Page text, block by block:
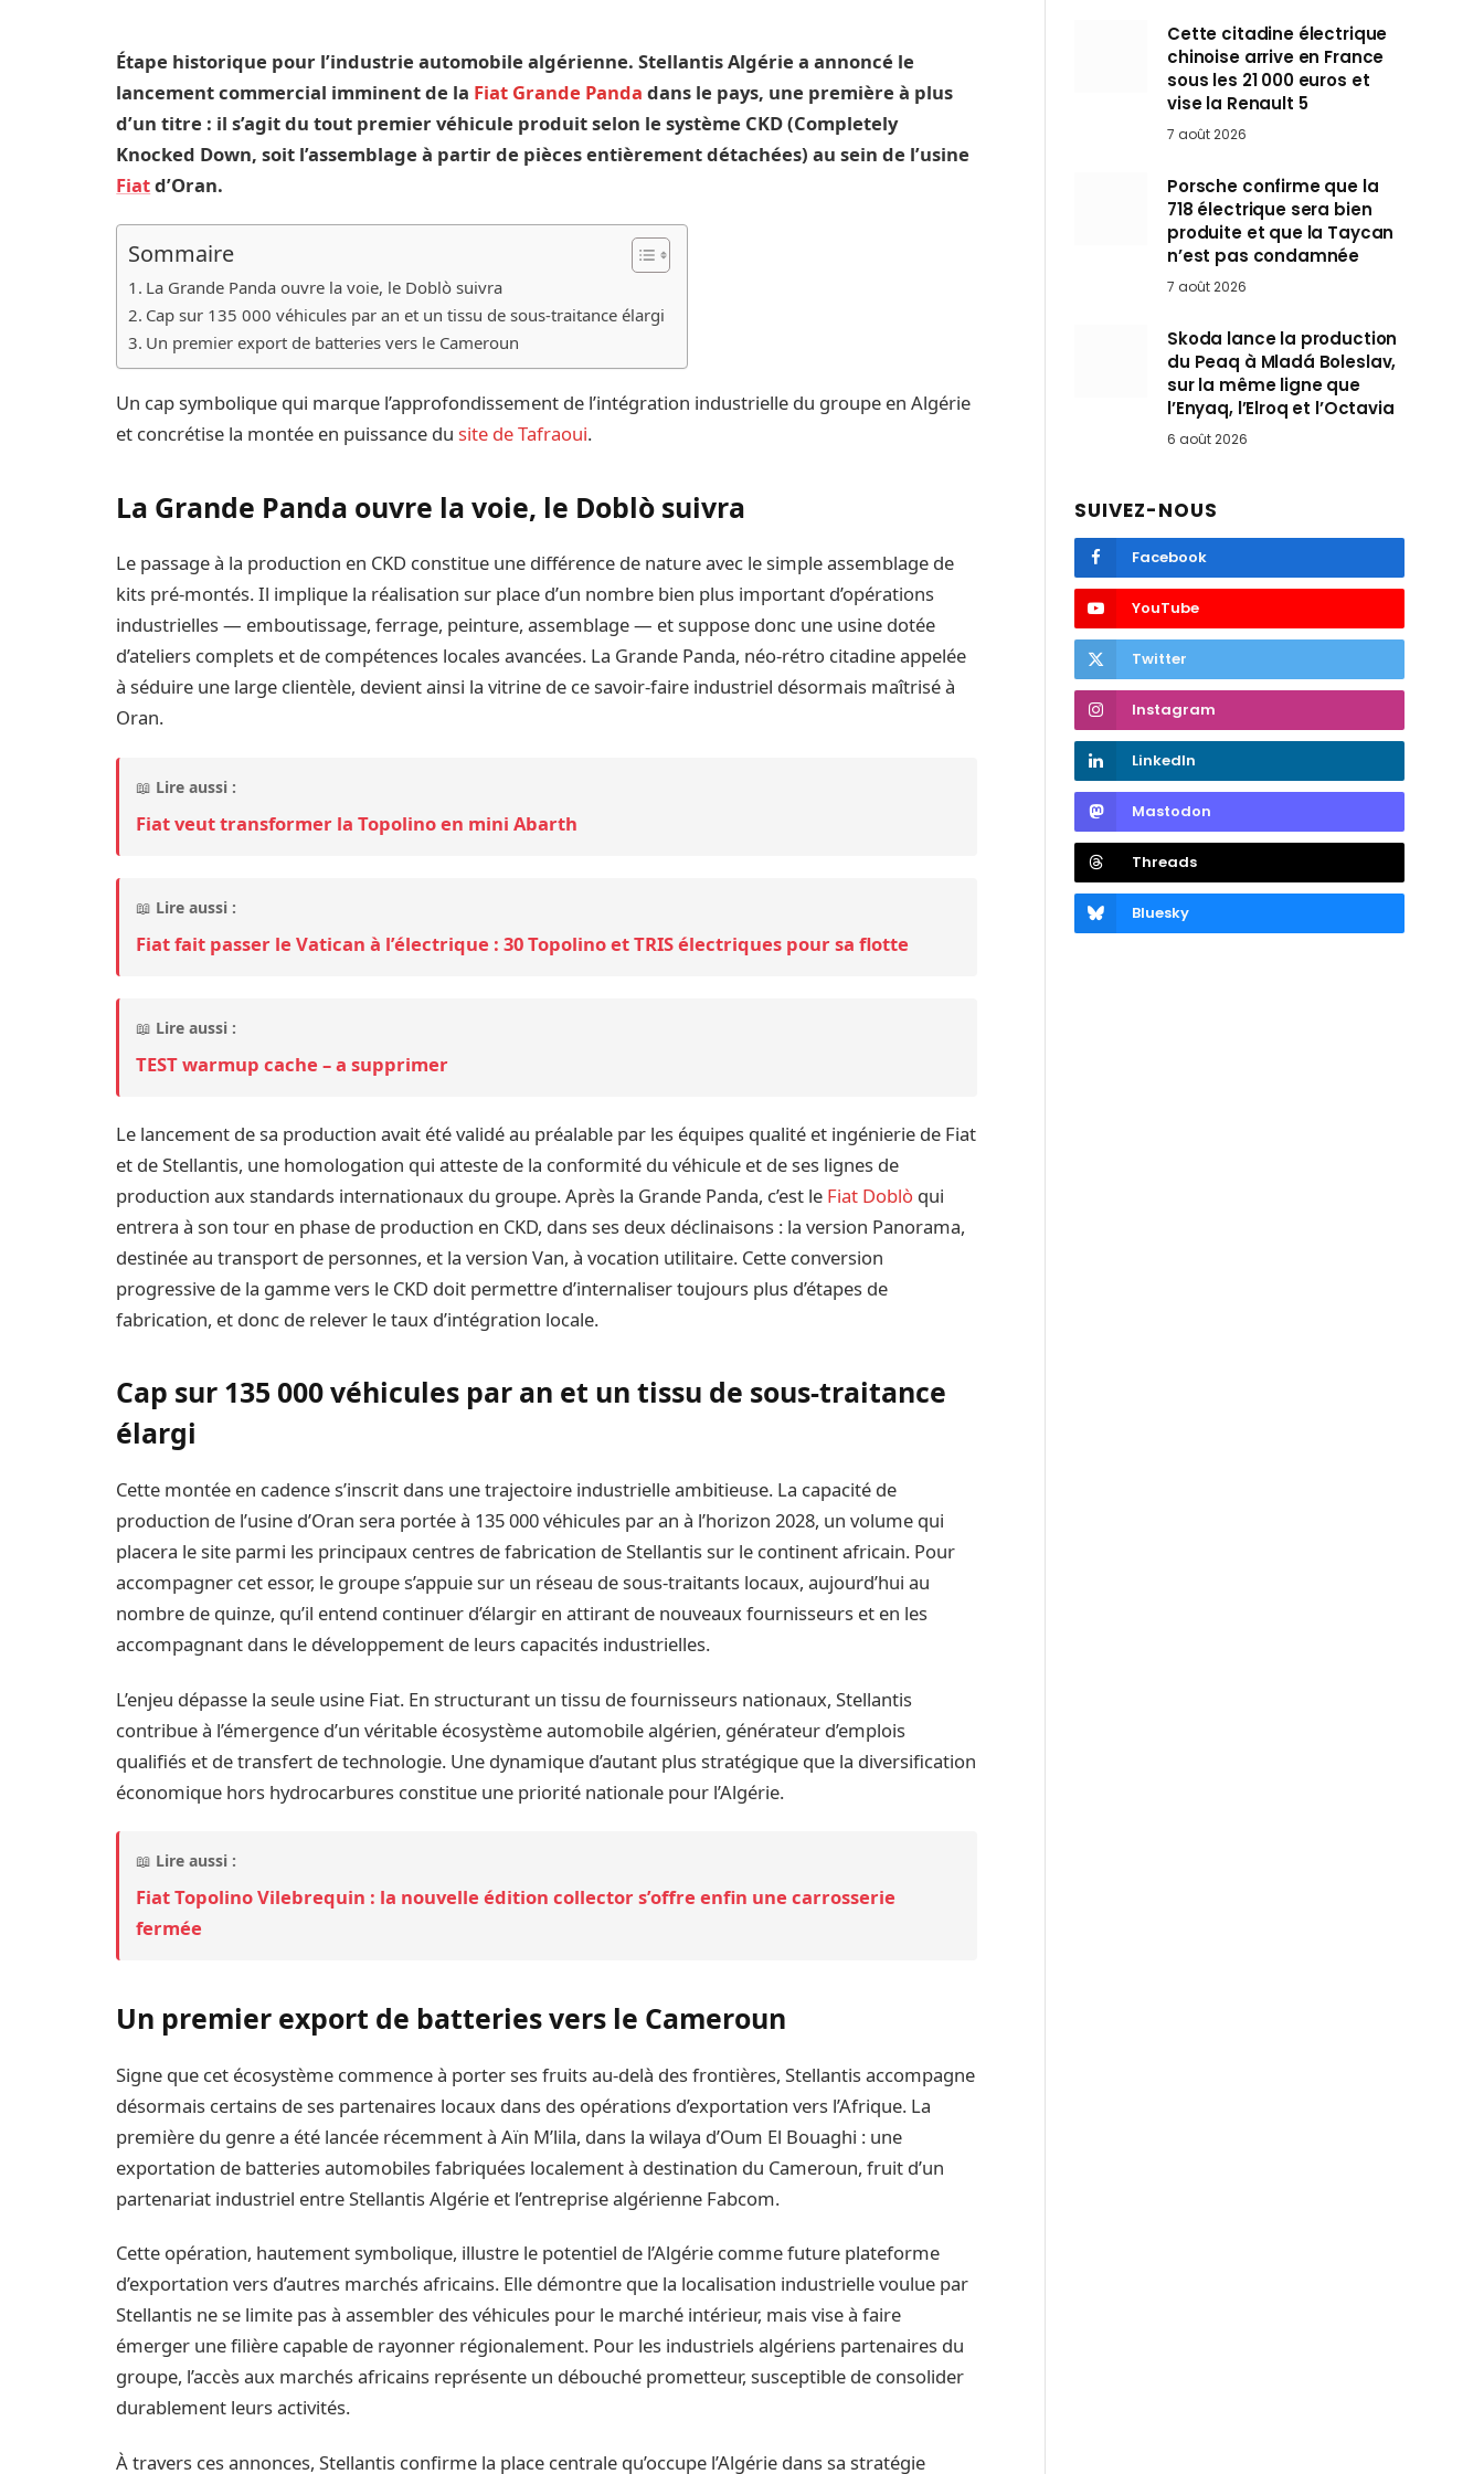
Étape historique pour l’industrie automobile algérienne. Stellantis Algérie a annoncé le
lancement commercial imminent de la Fiat Grande Panda dans le pays, une première à plus
d’un titre : il s’agit du tout premier véhicule produit selon le système CKD (Completely
Knocked Down, soit l’assemblage à partir de pièces entièrement détachées) au sein de l’usine
Fiatd’Oran.
Sommaire
La Grande Panda ouvre la voie, le Doblò suivra
Cap sur 135 000 véhicules par an et un tissu de sous-traitance élargi
Un premier export de batteries vers le Cameroun
Un cap symbolique qui marque l’approfondissement de l’intégration industrielle du groupe en Algérie
et concrétise la montée en puissance dusite de Tafraoui.
La Grande Panda ouvre la voie, le Doblò suivra
Le passage à la production en CKD constitue une différence de nature avec le simple assemblage de
kits pré-montés. Il implique la réalisation sur place d’un nombre bien plus important d’opérations
industrielles — emboutissage, ferrage, peinture, assemblage — et suppose donc une usine dotée
d’ateliers complets et de compétences locales avancées. La Grande Panda, néo-rétro citadine appelée
à séduire une large clientèle, devient ainsi la vitrine de ce savoir-faire industriel désormais maîtrisé à
Oran.
📖 Lire aussi :
Fiat veut transformer la Topolino en mini Abarth
📖 Lire aussi :
Fiat fait passer le Vatican à l’électrique : 30 Topolino et TRIS électriques pour sa flotte
📖 Lire aussi :
TEST warmup cache – a supprimer
Le lancement de sa production avait été validé au préalable par les équipes qualité et ingénierie de Fiat
et de Stellantis, une homologation qui atteste de la conformité du véhicule et de ses lignes de
production aux standards internationaux du groupe. Après la Grande Panda, c’est le Fiat Doblò qui
entrera à son tour en phase de production en CKD, dans ses deux déclinaisons : la version Panorama,
destinée au transport de personnes, et la version Van, à vocation utilitaire. Cette conversion
progressive de la gamme vers le CKD doit permettre d’internaliser toujours plus d’étapes de
fabrication, et donc de relever le taux d’intégration locale.
Cap sur 135 000 véhicules par an et un tissu de sous-traitance
élargi
Cette montée en cadence s’inscrit dans une trajectoire industrielle ambitieuse. La capacité de
production de l’usine d’Oran sera portée à 135 000 véhicules par an à l’horizon 2028, un volume qui
placera le site parmi les principaux centres de fabrication de Stellantis sur le continent africain. Pour
accompagner cet essor, le groupe s’appuie sur un réseau de sous-traitants locaux, aujourd’hui au
nombre de quinze, qu’il entend continuer d’élargir en attirant de nouveaux fournisseurs et en les
accompagnant dans le développement de leurs capacités industrielles.
L’enjeu dépasse la seule usine Fiat. En structurant un tissu de fournisseurs nationaux, Stellantis
contribue à l’émergence d’un véritable écosystème automobile algérien, générateur d’emplois
qualifiés et de transfert de technologie. Une dynamique d’autant plus stratégique que la diversification
économique hors hydrocarbures constitue une priorité nationale pour l’Algérie.
📖 Lire aussi :
Fiat Topolino Vilebrequin : la nouvelle édition collector s’offre enfin une carrosserie
fermée
Un premier export de batteries vers le Cameroun
Signe que cet écosystème commence à porter ses fruits au-delà des frontières, Stellantis accompagne
désormais certains de ses partenaires locaux dans des opérations d’exportation vers l’Afrique. La
première du genre a été lancée récemment à Aïn M’lila, dans la wilaya d’Oum El Bouaghi : une
exportation de batteries automobiles fabriquées localement à destination du Cameroun, fruit d’un
partenariat industriel entre Stellantis Algérie et l’entreprise algérienne Fabcom.
Cette opération, hautement symbolique, illustre le potentiel de l’Algérie comme future plateforme
d’exportation vers d’autres marchés africains. Elle démontre que la localisation industrielle voulue par
Stellantis ne se limite pas à assembler des véhicules pour le marché intérieur, mais vise à faire
émerger une filière capable de rayonner régionalement. Pour les industriels algériens partenaires du
groupe, l’accès aux marchés africains représente un débouché prometteur, susceptible de consolider
durablement leurs activités.
À travers ces annonces, Stellantis confirme la place centrale qu’occupe l’Algérie dans sa stratégie
Cette citadine électrique
chinoise arrive en France
sous les 21 000 euros et
vise la Renault 5
7 août 2026
Porsche confirme que la
718 électrique sera bien
produite et que la Taycan
n’est pas condamnée
7 août 2026
Skoda lance la production
du Peaq à Mladá Boleslav,
sur la même ligne que
l’Enyaq, l’Elroq et l’Octavia
6 août 2026
SUIVEZ-NOUS
Facebook
YouTube
Twitter
Instagram
LinkedIn
Mastodon
Threads
Bluesky